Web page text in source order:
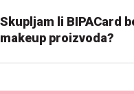
Skupljam li BIPACard
makeup proizvoda?